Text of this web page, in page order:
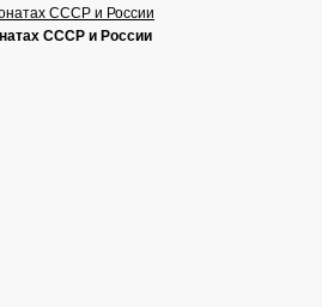
СССР и России
СССР и России